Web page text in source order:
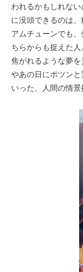
われるかもしれない
に没頭できるのは
アムチューンでも
ちらからも捉えた
焦がれるような夢
やあの日にポツン
いった、人間の情